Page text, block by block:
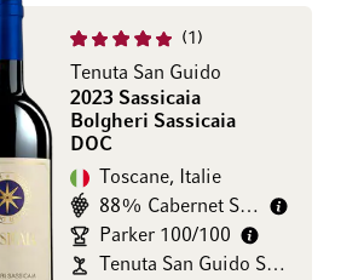
1
Tenuta San Guido
2023 Sassicaia
Bolgheri Sassicaia
DOC
Toscane, Italie
88% Cabernet Sauvignon
Parker 100/100
Tenuta San Guido Sassicaia